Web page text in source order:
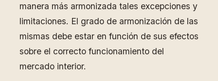
manera más armonizada tales excepciones y
limitaciones. El grado de armonización de las
mismas debe estar en función de sus efectos
sobre el correcto funcionamiento del
mercado interior.